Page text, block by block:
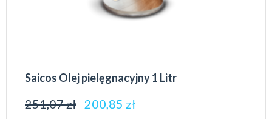
Saicos Olej pielęgnacyjny 1 Litr
251,07zł 200,85 zł